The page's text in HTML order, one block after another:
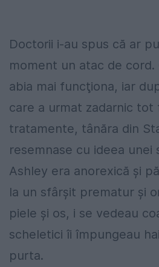
Doctorii i-au spus că ar
moment un atac de cord.
abia mai funcţiona, iar
care a urmat zadarnic tot
tratamente, tânăra din
resemnase cu ideea unei
Ashley era anorexică şi
la un sfârşit prematur şi
piele şi os, i se vedeau
scheletici îi împungeau
purta.